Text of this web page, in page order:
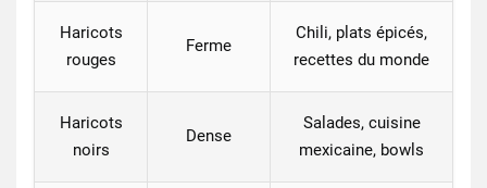
Haricots
rouges
Ferme
Chili, plats épicés,
recettes du monde
Haricots
noirs
Dense
Salades, cuisine
mexicaine, bowls